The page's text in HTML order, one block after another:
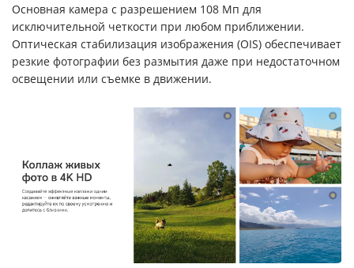
Основная камера с разрешением 108 Мп для
исключительной четкости при любом приближении.
Оптическая стабилизация изображения (OIS) обеспечивает
резкие фотографии без размытия даже при недостаточном
освещении или съемке в движении.